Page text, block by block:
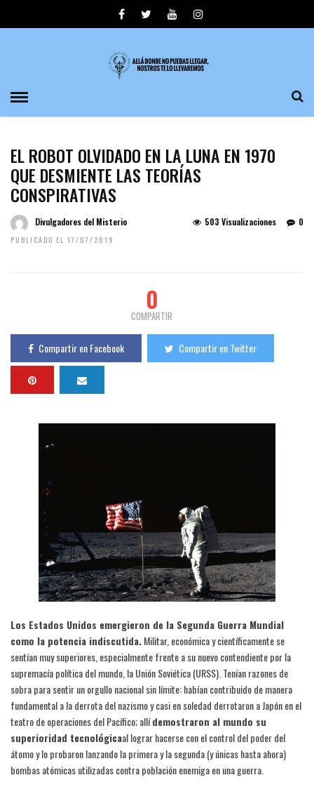
EL ROBOT OLVIDADO EN LA LUNA EN 1970
QUE DESMIENTE LAS TEORÍAS
CONSPIRATIVAS
Divulgadores del Misterio
PUBLICADO EL 17/07/2019
0
503 Visualizaciones
0
COMPARTIR
Compartir en Facebook Compartir en Twitter
Los Estados Unidos emergieron de la Segunda Guerra Mundial
como la potencia indiscutida.Militar, económica y científicamente se
sentían muy superiores, especialmente frente a su nuevo contendiente por la
supremacía política del mundo, la Unión Soviética (URSS). Tenían razones de
sobra para sentir un orgullo nacional sin límite: habían contribuido de manera
fundamental a la derrota del nazismo y casi en soledad derrotaron a Japón en el
teatro de operaciones del Pacífico; allídemostraron al mundo su
superioridad tecnológicaal lograr hacerse con el control del poder del
átomo y lo probaron lanzando la primera y la segunda (y únicas hasta ahora)
bombas atómicas utilizadas contra población enemiga en una guerra.